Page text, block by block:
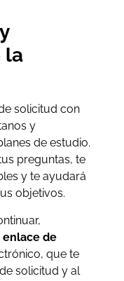
la
solicitud con
y
de estudio.
preguntas, te
y te ayudará
objetivos.
enlace de
que te
solicitud y al